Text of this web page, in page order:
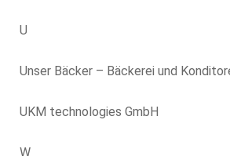
U
Unser Bäcker – Bäckerei und
UKM technologies GmbH
W